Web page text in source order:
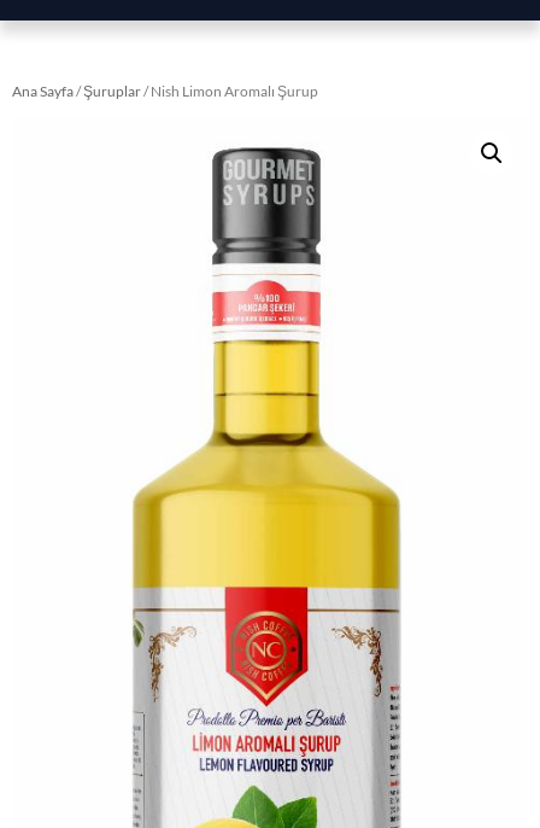
Ana Sayfa/Şuruplar/ Nish Limon Aromalı Şurup